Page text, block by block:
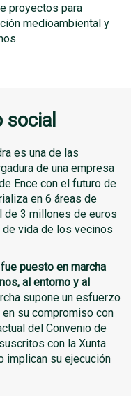
proyectos para
medioambiental y
es una de las
de una empresa
Ence con el futuro de
en 6 áreas de
de 3 millones de euros
vida de los vecinos
puesto en marcha
al entorno y al
supone un esfuerzo
su compromiso con
del Convenio de
con la Xunta
implican su ejecución